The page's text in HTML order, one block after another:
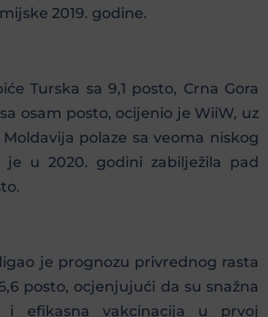
2019. godine.
Turska sa 9,1 posto, Crna Gora
osam posto, ocijenio je WiiW, uz
polaze sa veoma niskog
je u 2020. godini zabilježila pad
je prognozu privrednog rasta
posto, ocjenjujući da su snažna
i efikasna vakcinacija u prvoj